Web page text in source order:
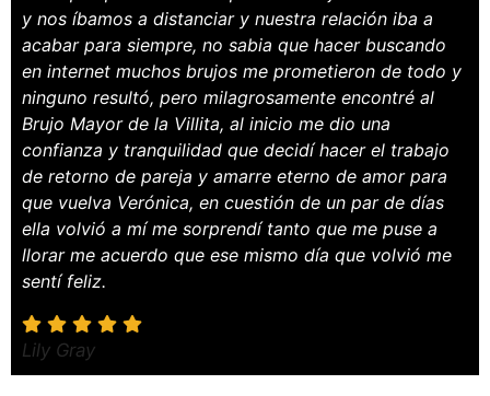
y nos íbamos a distanciar y nuestra relación iba a
acabar para siempre, no sabia que hacer buscando
en internet muchos brujos me prometieron de todo y
ninguno resultó, pero milagrosamente encontré al
Brujo Mayor de la Villita, al inicio me dio una
confianza y tranquilidad que decidí hacer el trabajo
de retorno de pareja y amarre eterno de amor para
que vuelva Verónica, en cuestión de un par de días
ella volvió a mí me sorprendí tanto que me puse a
llorar me acuerdo que ese mismo día que volvió me
sentí feliz.
Lily Gray